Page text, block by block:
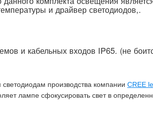
и драйвер светодиодов,.
и кабельных входов IP65. (не
производства компании CREE
лампе сфокусировать свет в